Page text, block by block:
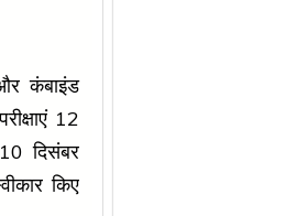
कंबाइंड
12
दिसंबर
किए